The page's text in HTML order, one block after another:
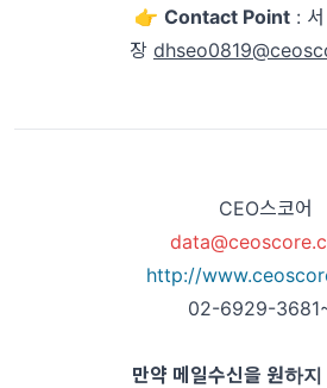
👉Contact Point :
장
CEO스코어
http://
02-6929-
만약 메일수신을 원하지